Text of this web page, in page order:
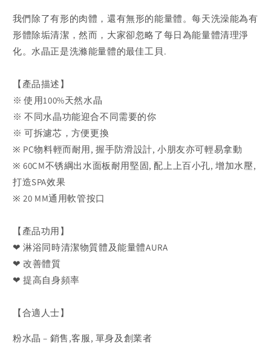
我們除了有形的肉體，還有無形的能量體。每天洗澡能為有
形體除垢清潔，然而，大家卻忽略了每日為能量體清理淨
化。水晶正是洗滌能量體的最佳工貝.
【產品描述】
※ 使用100%天然水晶
※ 不同水晶功能迎合不同需要的你
※ 可拆濾芯，方便更換
※ PC物料輕而耐用, 握手防滑設計, 小朋友亦可輕易拿動
※ 60CM不锈綱出水面板耐用堅固, 配上上百小孔, 增加水壓,
打造SPA效果
※ 20 MM通用軟管按口
【產品功用】
❤ 淋浴同時清潔物質體及能量體AURA
❤ 改善體質
❤ 提高自身頻率
【合適人士】
粉水晶 – 銷售,客服, 單身及創業者